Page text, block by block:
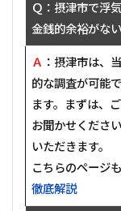
Ｑ：摂津市で浮
金銭的余裕がない
Ａ ：摂津市は、
的な調査が可能
ます。まずは、
お聞かせくださ
いただきます。
こちらのページ
徹底解説